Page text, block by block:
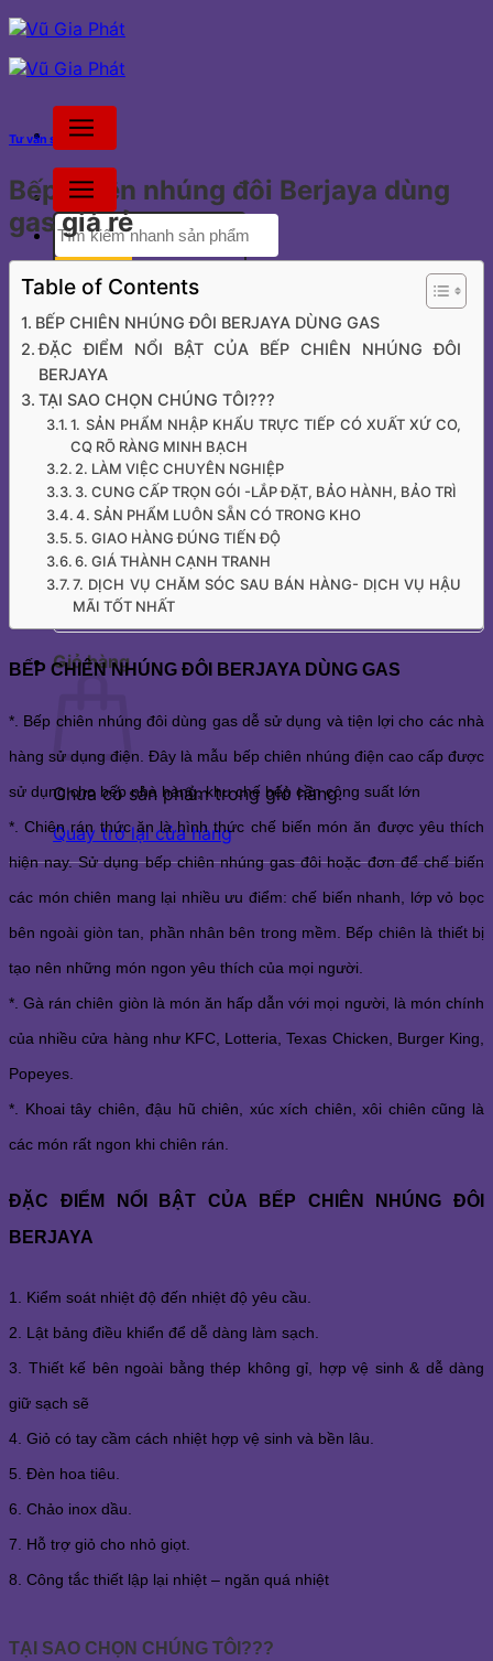
Bỏ
qua
nội
Tìm
kiếm:
Tư vấn dự án
0936.005.828
Tư vấn bán hàng
0936.005.828
Chưa có sản phẩm trong giỏ hàng.
Quay trở lại cửa hàng
Giỏ hàng
Chưa có sản phẩm trong giỏ hàng.
Quay trở lại cửa hàng
Tư vấn sản phẩm
Bếp chiên nhúng đôi Berjaya dùng
gas giá rẻ
Table of Contents
BẾP CHIÊN NHÚNG ĐÔI BERJAYA DÙNG GAS
ĐẶC ĐIỂM NỔI BẬT CỦA BẾP CHIÊN NHÚNG ĐÔI
BERJAYA
TẠI SAO CHỌN CHÚNG TÔI???
1. SẢN PHẨM NHẬP KHẨU TRỰC TIẾP CÓ XUẤT XỨ CO,
CQ RÕ RÀNG MINH BẠCH
2. LÀM VIỆC CHUYÊN NGHIỆP
3. CUNG CẤP TRỌN GÓI -LẮP ĐẶT, BẢO HÀNH, BẢO TRÌ
4. SẢN PHẨM LUÔN SẴN CÓ TRONG KHO
5. GIAO HÀNG ĐÚNG TIẾN ĐỘ
6. GIÁ THÀNH CẠNH TRANH
7. DỊCH VỤ CHĂM SÓC SAU BÁN HÀNG- DỊCH VỤ HẬU
MÃI TỐT NHẤT
BẾP CHIÊN NHÚNG ĐÔI BERJAYA DÙNG GAS
*. Bếp chiên nhúng đôi dùng gas dễ sử dụng và tiện lợi cho các nhà
hàng sử dụng điện. Đây là mẫu bếp chiên nhúng điện cao cấp được
sử dụng cho bếp nhà hàng, khu chế bếp cần công suất lớn
*. Chiên rán thức ăn là hình thức chế biến món ăn được yêu thích
hiện nay. Sử dụng bếp chiên nhúng gas đôi hoặc đơn để chế biến
các món chiên mang lại nhiều ưu điểm: chế biến nhanh, lớp vỏ bọc
bên ngoài giòn tan, phần nhân bên trong mềm. Bếp chiên là thiết bị
tạo nên những món ngon yêu thích của mọi người.
*. Gà rán chiên giòn là món ăn hấp dẫn với mọi người, là món chính
của nhiều cửa hàng như KFC, Lotteria, Texas Chicken, Burger King,
Popeyes.
*. Khoai tây chiên, đậu hũ chiên, xúc xích chiên, xôi chiên cũng là
các món rất ngon khi chiên rán.
ĐẶC ĐIỂM NỔI BẬT CỦA BẾP CHIÊN NHÚNG ĐÔI
BERJAYA
1. Kiểm soát nhiệt độ đến nhiệt độ yêu cầu.
2. Lật bảng điều khiển để dễ dàng làm sạch.
3. Thiết kế bên ngoài bằng thép không gỉ, hợp vệ sinh & dễ dàng
giữ sạch sẽ
4. Giỏ có tay cầm cách nhiệt hợp vệ sinh và bền lâu.
5. Đèn hoa tiêu.
6. Chảo inox dầu.
7. Hỗ trợ giỏ cho nhỏ giọt.
8. Công tắc thiết lập lại nhiệt – ngăn quá nhiệt
TẠI SAO CHỌN CHÚNG TÔI???